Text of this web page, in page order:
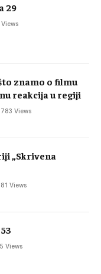
29
Views
znamo o filmu
reakcija u regiji
Views
„Skrivena
Views
Views